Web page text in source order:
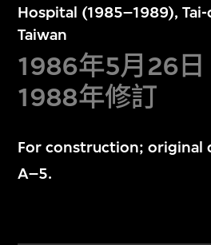
Hospital (1985–1989),
Taiwan
1986年5月26
1988年修訂
For construction; original
A–5.